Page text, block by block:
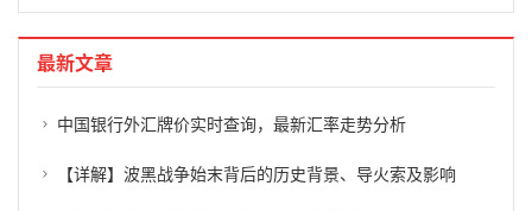
最新文章
中国银行外汇牌价实时查询，最新汇率走势分析
【详解】波黑战争始末背后的历史背景、导火索及影响